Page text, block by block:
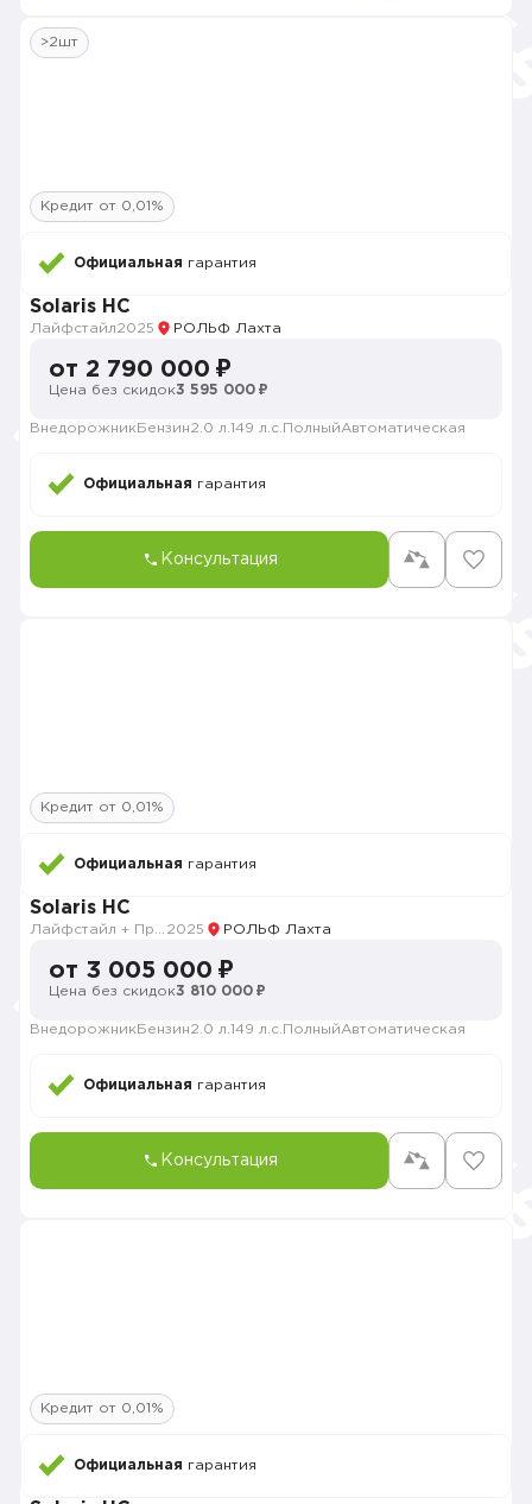
>2шт
Кредит от 0,01%
Официальная гарантия
Solaris HC
Лайфстайл2025 РОЛЬФ Лахта
от 2 790 000 ₽
Цена без скидок3 595 000 ₽
Внедорожник Бензин2.0 л. 149 л.с. ПолныйАвтоматическая
Официальная гарантия
Консультация
Кредит от 0,01%
Официальная гарантия
Solaris HC
2025 РОЛЬФ Лахта
от 3 005 000 ₽
Цена без скидок3 810 000 ₽
Внедорожник Бензин2.0 л. 149 л.с. ПолныйАвтоматическая
Официальная гарантия
Консультация
Кредит от 0,01%
Официальная гарантия